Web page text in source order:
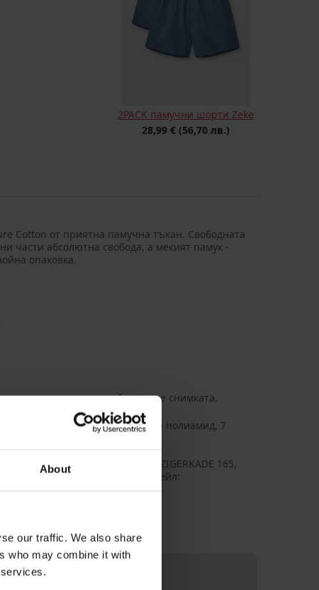
About
our traffic. We also share
who may combine it with
2PACK памучни шорти Zeke
28,99 € (56,70 лв.)
Cotton от приятна памучна тъкан. Свободната
части абсолютна свобода, а мекият памук -
опаковка.
с един и същ дизайн, вижте снимката.
материи: 63% полиестер, 27% полиамид, 7
Hilfiger
Hilfiger Europe B.V., aдрес: DANZIGERKADE 165,
AP AMSTERDAM, Netherlands, Имейл:
LIMITED